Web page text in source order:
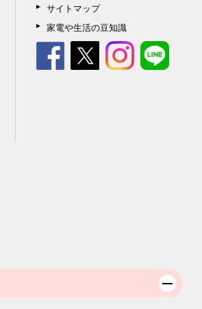
サイトマップ
家電や生活の豆知識